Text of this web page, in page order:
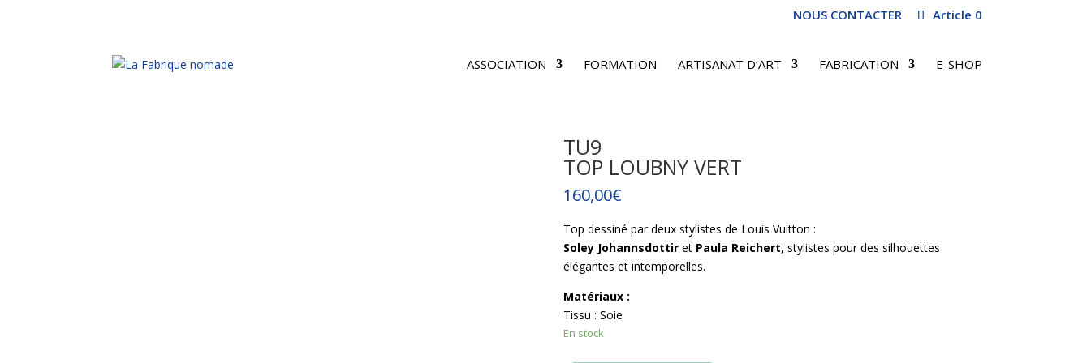
NOUS CONTACTER Article 0
ASSOCIATION FORMATION ARTISANAT D’ART FABRICATION E-SHOP
TU9
TOP LOUBNY VERT
160,00€
Top dessiné par deux stylistes de Louis Vuitton :
Soley Johannsdottiret Paula Reichert, stylistes pour des silhouettes
élégantes et intemporelles.
Matériaux :
Tissu : Soie
En stock